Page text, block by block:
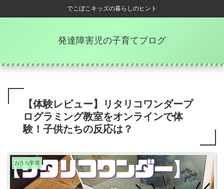
でこぼこキッズの暮らしのヒント
発達障害児の子育てブログ
【体験レビュー】リタリコワンダープ
ログラミング教室をオンラインで体
験！子供たちの反応は？
おうち学習